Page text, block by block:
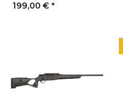
199,00 € *